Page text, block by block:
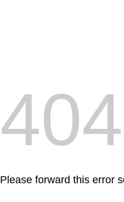
404
Please forward this error